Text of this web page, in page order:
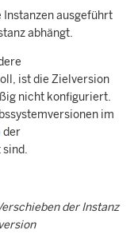
Instanzen ausgeführt
abhängt.
ist die Zielversion
nicht konfiguriert.
im
der
sind.
der Instanz